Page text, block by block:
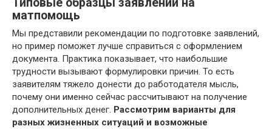
матпомощь
Мы представили рекомендации по подготовке заявлений,
но пример поможет лучше справиться с оформлением
документа. Практика показывает, что наибольшие
трудности вызывают формулировки причин. То есть
заявителям тяжело донести до работодателя мысль,
почему они именно сейчас рассчитывают на получение
дополнительных денег. Рассмотрим варианты для
разных жизненных ситуаций и возможные